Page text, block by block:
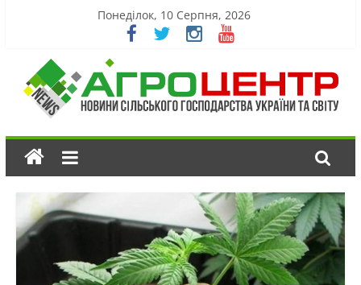
Понеділок, 10 Серпня, 2026